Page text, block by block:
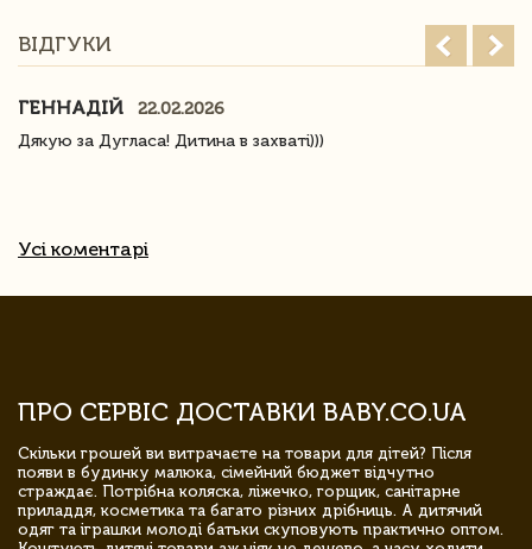
ВІДГУКИ
ГЕННАДІЙ
22.02.2026
Дякую за Дугласа! Дитина в захваті)))
Усі коментарі
ПРО СЕРВІС ДОСТАВКИ BABY.CO.UA
Скільки грошей ви витрачаєте на товари для дітей? Після
появи в будинку малюка, сімейний бюджет відчутно
страждає. Потрібна коляска, ліжечко, горщик, санітарне
приладдя, косметика та багато різних дрібниць. А дитячий
одяг та іграшки молоді батьки скуповують практично оптом.